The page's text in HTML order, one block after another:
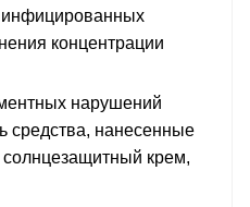
инфицированных
концентрации
нарушений
средства, нанесенные
крем,